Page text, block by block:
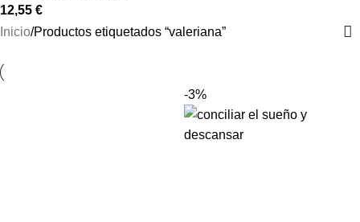
12,55 €
Inicio Productos etiquetados “valeriana”
-3%